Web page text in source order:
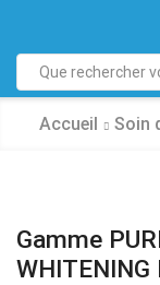
Accueil Soin
Gamme